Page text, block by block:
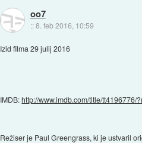
oo7
::8. feb 2016, 10:59
Izid filma 29 julij 2016
IMDB:http://www.imdb.com/title/tt4196776/
Režiser je Paul Greengrass, ki je ustvaril